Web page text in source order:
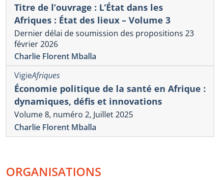
Titre de l’ouvrage : L’État dans les
Afriques : État des lieux – Volume 3
Dernier délai de soumission des propositions 23
février 2026
Charlie Florent Mballa
VigieAfriques
Économie politique de la santé en Afrique :
dynamiques, défis et innovations
Volume 8, numéro 2, Juillet 2025
Charlie Florent Mballa
ORGANISATIONS